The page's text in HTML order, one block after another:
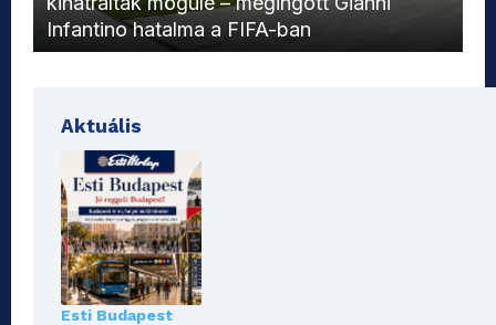
Infantino hatalma a FIFA-ban
Aktuális
Esti Budapest